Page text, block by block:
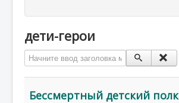
дети-герои
Начните ввод заголовка метки
Бессмертный детский полк